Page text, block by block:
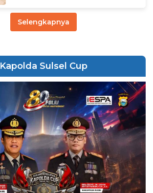
Selengkapnya
Kapolda Sulsel Cup